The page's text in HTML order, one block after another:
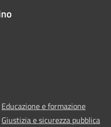
Educazione e formazione
Giustizia e sicurezza pubblica